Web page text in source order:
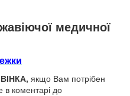
медичної
якщо Вам потрібен
в коментарі до